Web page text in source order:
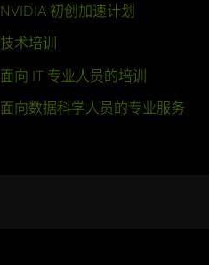
NVIDIA 初创加速计划
技术培训
面向 IT 专业人员的培训
面向数据科学人员的专业服务